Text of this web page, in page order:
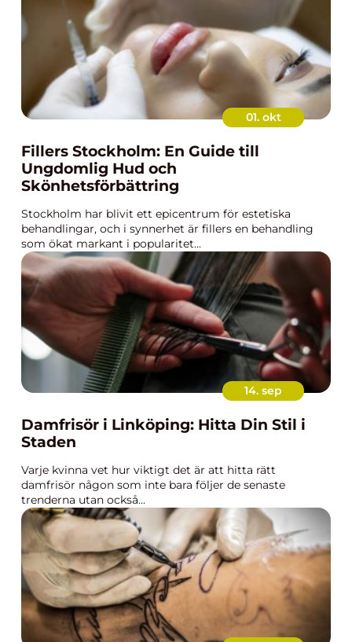
01. okt
Fillers Stockholm: En Guide till
Ungdomlig Hud och
Skönhetsförbättring
Stockholm har blivit ett epicentrum för estetiska
behandlingar, och i synnerhet är fillers en behandling
som ökat markant i popularitet...
14. sep
Damfrisör i Linköping: Hitta Din Stil i
Staden
Varje kvinna vet hur viktigt det är att hitta rätt
damfrisör någon som inte bara följer de senaste
trenderna utan också...